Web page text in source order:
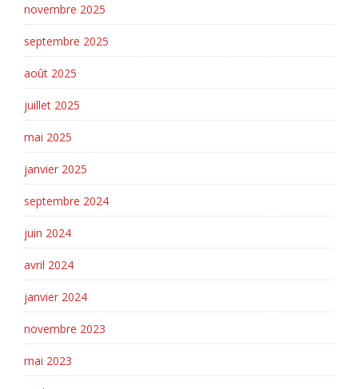
novembre 2025
septembre 2025
août 2025
juillet 2025
mai 2025
janvier 2025
septembre 2024
juin 2024
avril 2024
janvier 2024
novembre 2023
mai 2023